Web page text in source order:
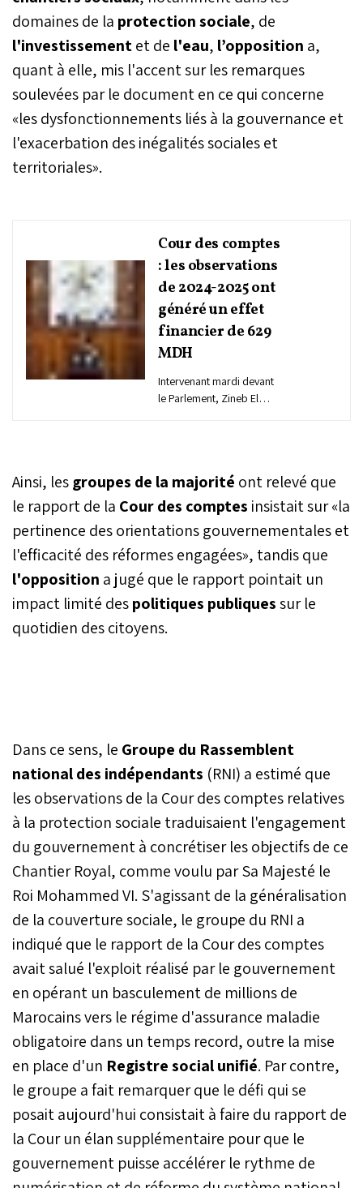
domaines de la protection sociale, de
l'investissementet de l'eau, l’opposition a,
quant à elle, mis l'accent sur les remarques
soulevées par le document en ce qui concerne
«les dysfonctionnements liés à la gouvernance et
l'exacerbation des inégalités sociales et
territoriales».
Cour des comptes
: les observations
de 2024-2025 ont
généré un effet
financier de 629
MDH
Intervenant mardi devant
le Parlement, Zineb El
juridictions financières,
tout en pointant les
fragilités persistantes de la
gestion budgétaire, des
politiques sociales et du
développement territorial.
Selon la présidente de la
Cour des comptes, les
administrations aux
dirhams sur la période
2024-2025.
Ainsi, lesgroupes de la majorité ont relevé que
le rapport de la Cour des comptes insistait sur «la
pertinence des orientations gouvernementales et
l'efficacité des réformes engagées», tandis que
l'opposition a jugé que le rapport pointait un
impact limité despolitiques publiquessur le
quotidien des citoyens.
Dans ce sens, le Groupe du Rassemblent
national des indépendants (RNI) a estimé que
les observations de la Cour des comptes relatives
à la protection sociale traduisaient l'engagement
du gouvernement à concrétiser les objectifs de ce
Chantier Royal, comme voulu par Sa Majesté le
Roi Mohammed VI. S'agissant de la généralisation
de la couverture sociale, le groupe du RNI a
indiqué que le rapport de la Cour des comptes
avait salué l'exploit réalisé par le gouvernement
en opérant un basculement de millions de
Marocains vers le régime d'assurance maladie
obligatoire dans un temps record, outre la mise
en place d'un Registre social unifié. Par contre,
le groupe a fait remarquer que le défi qui se
posait aujourd'hui consistait à faire du rapport de
la Cour un élan supplémentaire pour que le
gouvernement puisse accélérer le rythme de